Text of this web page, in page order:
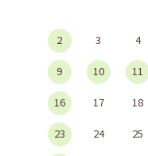
2 3 4
9 10 11
16 17 18
23 24 25